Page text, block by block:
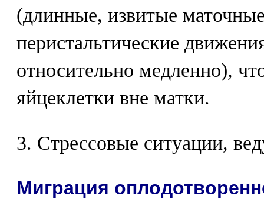
(длинные, извитые
перистальтические
относительно медленно),
яйцеклетки вне матки.
3. Стрессовые ситуации,
Миграция